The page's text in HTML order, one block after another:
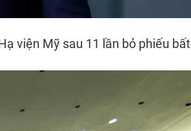
viện Mỹ sau 11 lần bỏ phiếu bất